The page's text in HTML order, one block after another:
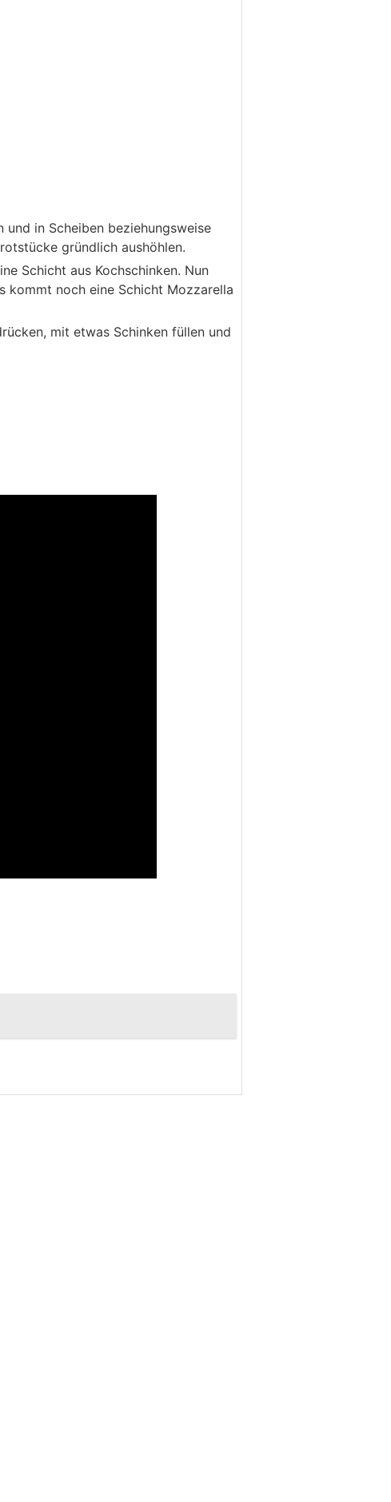
und in Scheiben beziehungsweise
gründlich aushöhlen.
Schicht aus Kochschinken. Nun
kommt noch eine Schicht Mozzarella
mit etwas Schinken füllen und